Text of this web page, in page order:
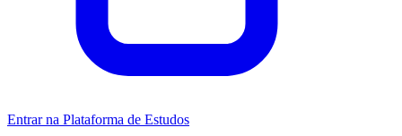
Entrar na Plataforma de Estudos